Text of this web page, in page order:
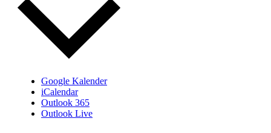
Google Kalender
iCalendar
Outlook 365
Outlook Live